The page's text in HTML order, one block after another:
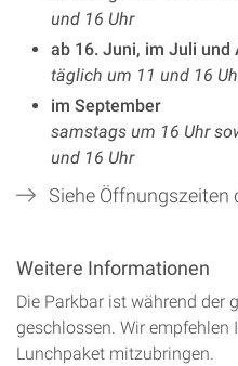
und 16 Uhr
ab 16. Juni, im Juli und
täglich um 11 und 16
im September
samstags um 16 Uhr
und 16 Uhr
Siehe Öffnungszeiten
Weitere Informationen
Die Parkbar ist während der
geschlossen. Wir empfehlen
Lunchpaket mitzubringen.